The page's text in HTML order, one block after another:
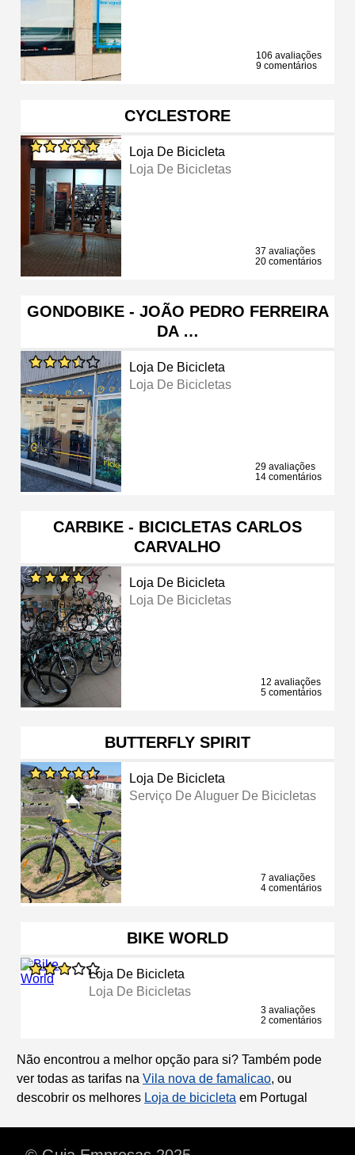
106 avaliações
9 comentários
CYCLESTORE
Loja De Bicicleta
Loja De Bicicletas
37 avaliações
20 comentários
GONDOBIKE - JOÃO PEDRO FERREIRA
DA …
Loja De Bicicleta
Loja De Bicicletas
29 avaliações
14 comentários
CARBIKE - BICICLETAS CARLOS
CARVALHO
Loja De Bicicleta
Loja De Bicicletas
12 avaliações
5 comentários
BUTTERFLY SPIRIT
Loja De Bicicleta
Serviço De Aluguer De Bicicletas
7 avaliações
4 comentários
BIKE WORLD
Loja De Bicicleta
Loja De Bicicletas
3 avaliações
2 comentários
Não encontrou a melhor opção para si? Também pode
ver todas as tarifas na Vila nova de famalicao, ou
descobrir os melhores Loja de bicicleta em Portugal